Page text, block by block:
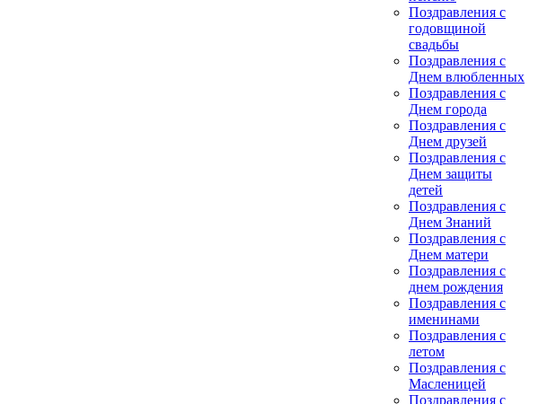
Поздравления с
годовщиной
свадьбы
Поздравления с
Днем влюбленных
Поздравления с
Днем города
Поздравления с
Днем друзей
Поздравления с
Днем защиты
детей
Поздравления с
Днем Знаний
Поздравления с
Днем матери
Поздравления с
днем рождения
Поздравления с
именинами
Поздравления с
летом
Поздравления с
Масленицей
Поздравления с